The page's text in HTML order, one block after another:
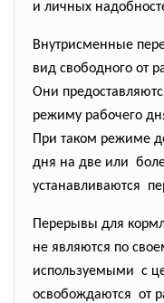
и личных
Внутрисменные
вид свободного от
Они
режиму рабочего
При таком режиме
дня на две или
устанавливаются
Перерывы для
не являются по
используемыми с
освобождаются от